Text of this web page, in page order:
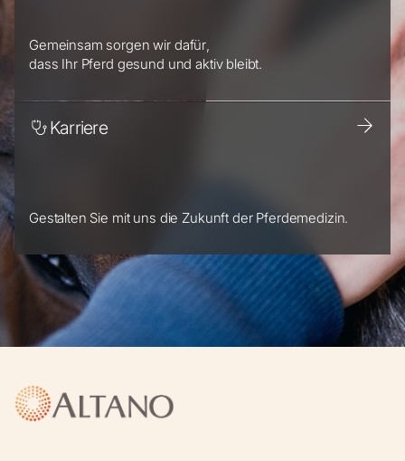
Gemeinsam sorgen wir dafür,
dass Ihr Pferd gesund und aktiv bleibt.
Karriere
Gestalten Sie mit uns die Zukunft der Pferdemedizin.